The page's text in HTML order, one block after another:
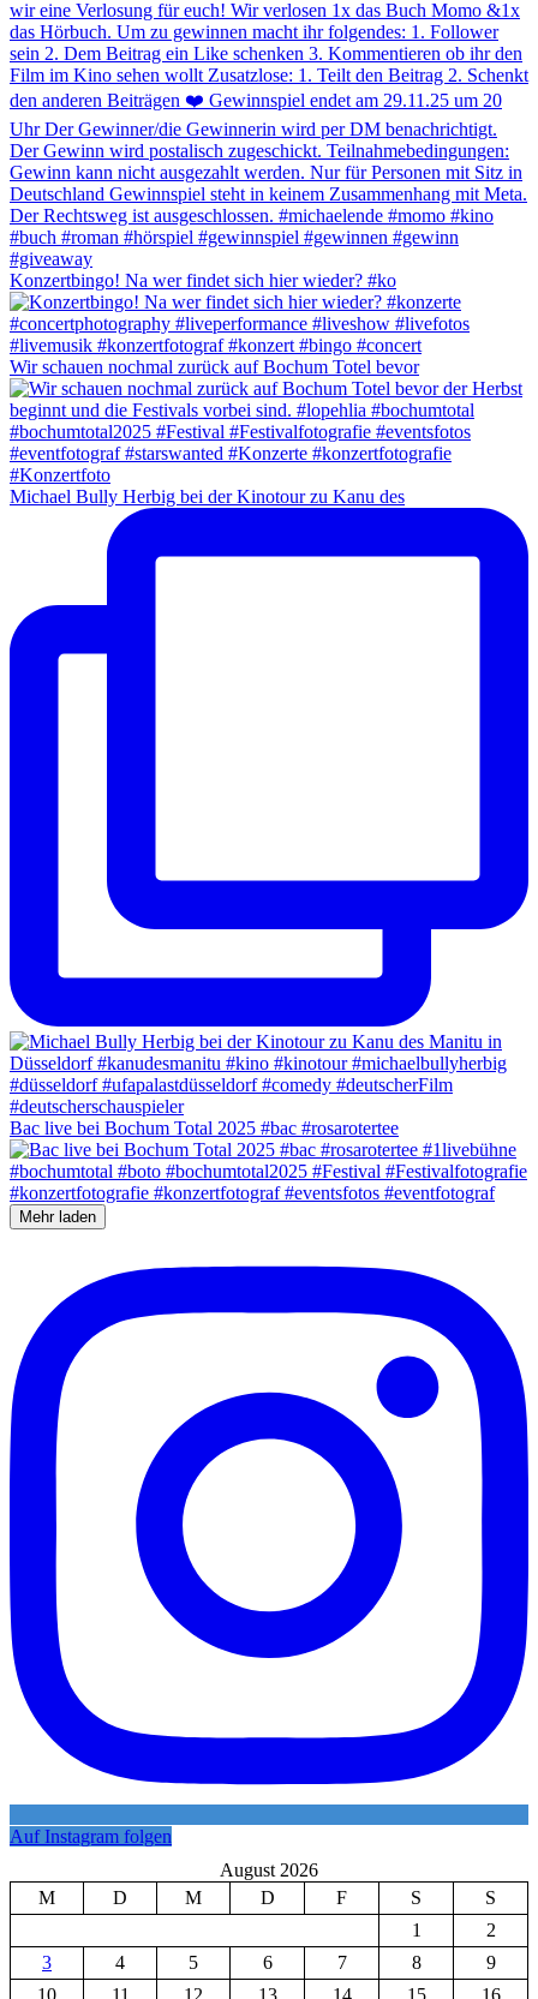
Konzertbingo! Na wer findet sich hier wieder? #ko
Wir schauen nochmal zurück auf Bochum Totel bevor
Michael Bully Herbig bei der Kinotour zu Kanu des
Bac live bei Bochum Total 2025 #bac #rosarotertee
Mehr laden
Auf Instagram folgen
August 2026
M
D M D F S
S
1
2
3
4 5 6 7 8
9